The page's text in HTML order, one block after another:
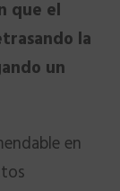
que el
la
un
en